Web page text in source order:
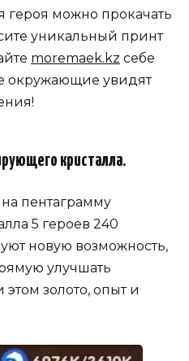
героя можно прокачать
уникальный принт
moremaek.kz себе
окружающие увидят
кристалла.
пентаграмму
5 героев 240
новую возможность,
улучшать
этом золото, опыт и